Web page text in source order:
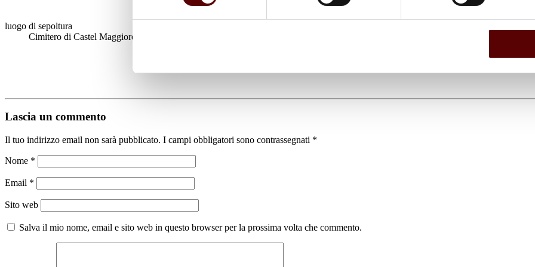
luogo di sepoltura
Cimitero di Castel Maggiore
Lascia un commento
Il tuo indirizzo email non sarà pubblicato. I campi obbligatori sono contrassegnati *
Nome *
Email *
Sito web
Salva il mio nome, email e sito web in questo browser per la prossima volta che commento.